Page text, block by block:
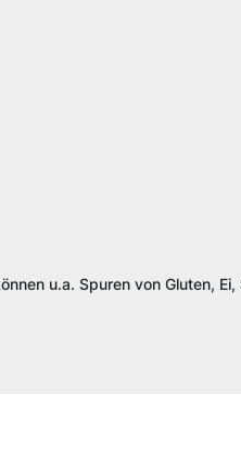
u.a. Spuren von Gluten,